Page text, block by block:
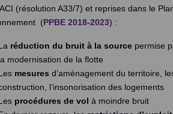
(résolution A33/7) et reprises dans le
(PPBE 2018-2023) :
réduction du bruit à la source permise
modernisation de la flotte
mesures d’aménagement du territoire,
l’insonorisation des logements
procédures de vol à moindre bruit